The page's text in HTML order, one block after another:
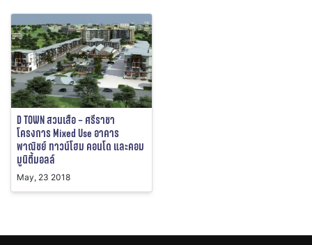
D TOWN สวนเสือ – ศรีราชา
โครงการ Mixed Use อาคาร
พาณิชย์ ทาวน์โฮม คอนโด และคอม
มูนิตี้มอลล์
May, 23 2018